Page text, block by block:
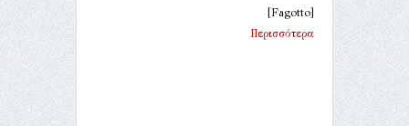
[Fagotto]
Περισσότερα